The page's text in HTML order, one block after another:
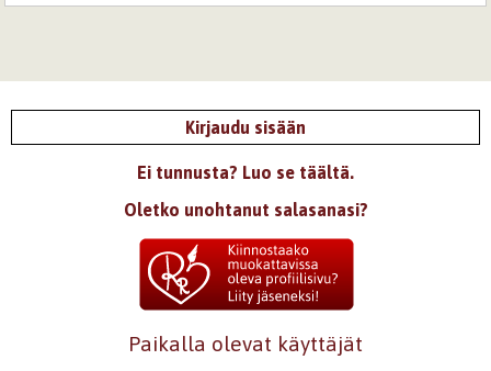
Kirjaudu sisään
Ei tunnusta? Luo se täältä.
Oletko unohtanut salasanasi?
Paikalla olevat käyttäjät